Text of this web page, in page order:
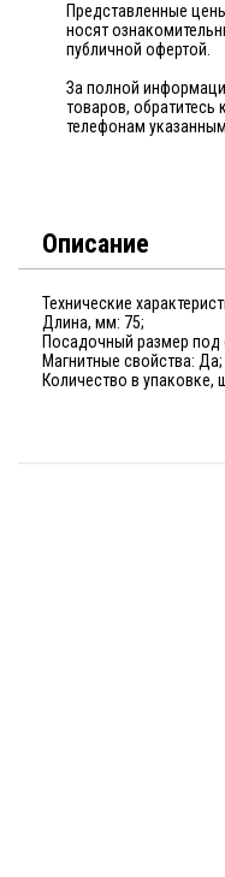
Представленные
носят
публичной офертой.
За полной
товаров,
телефонам
Описание
Технические
Длина, мм: 75;
Посадочный размер под
Магнитные свойства: Да;
Количество в упаковке,